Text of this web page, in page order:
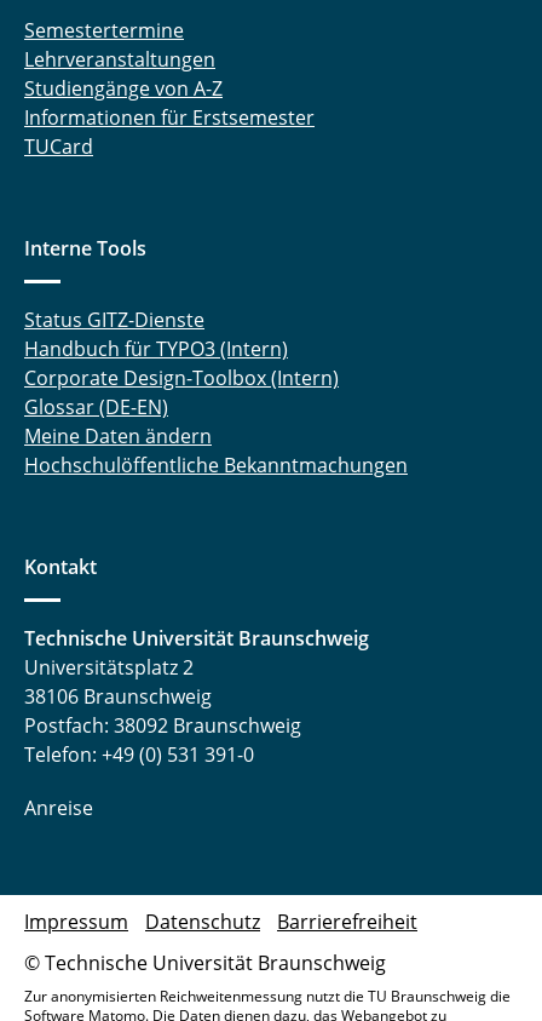
Semestertermine
Lehrveranstaltungen
Studiengänge von A-Z
Informationen für Erstsemester
TUCard
Interne Tools
Status GITZ-Dienste
Handbuch für TYPO3 (Intern)
Corporate Design-Toolbox (Intern)
Glossar (DE-EN)
Meine Daten ändern
Hochschulöffentliche Bekanntmachungen
Kontakt
Technische Universität Braunschweig
Universitätsplatz 2
38106 Braunschweig
Postfach: 38092 Braunschweig
Telefon: +49 (0) 531 391-0
Anreise
© Technische Universität Braunschweig
Impressum Datenschutz Barrierefreiheit
Zur anonymisierten Reichweitenmessung nutzt die TU Braunschweig die
Software Matomo. Die Daten dienen dazu, das Webangebot zu